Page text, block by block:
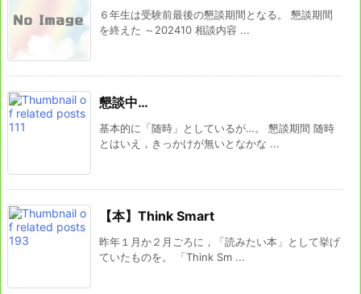
６年生は受験前最後の懇談期間となる。 懇談期間
を終えた ～202410 相談内容 ...
懇談中…
基本的に「随時」としているが…。 懇談期間 随時
とはいえ，きっかけが無いとなかな ...
【本】Think Smart
昨年１月か２月ごろに，「読みたい本」として挙げ
ていたものを。 「Think Sm ...